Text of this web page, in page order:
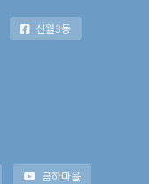
신월3동
금하마을